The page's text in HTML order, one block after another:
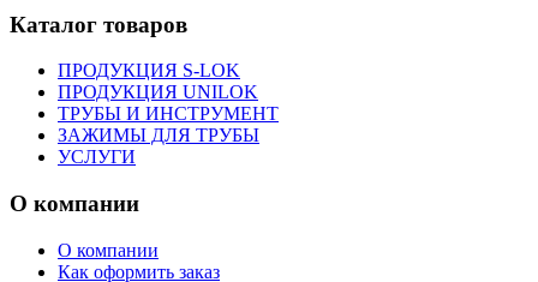
Каталог товаров
ПРОДУКЦИЯ S-LOK
ПРОДУКЦИЯ UNILOK
ТРУБЫ И ИНСТРУМЕНТ
ЗАЖИМЫ ДЛЯ ТРУБЫ
УСЛУГИ
О компании
О компании
Как оформить заказ